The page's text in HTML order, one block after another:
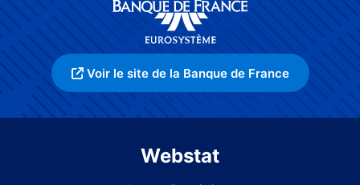
Voir le site de la Banque de France
Webstat